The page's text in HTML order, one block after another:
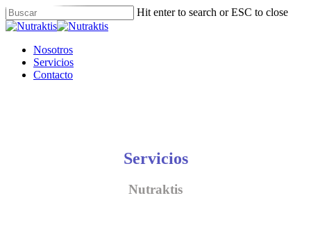
Skip
to
content
Hit enter to search or ESC to close
Close
Menu
Nosotros
Servicios
Contacto
Servicios
Nutraktis